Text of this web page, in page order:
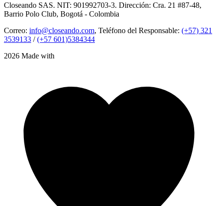
Closeando SAS. NIT: 901992703-3. Dirección: Cra. 21 #87-48,
Barrio Polo Club, Bogotá - Colombia
Correo: info@closeando.com, Teléfono del Responsable: (+57) 321
3539133 /(+57 601)5384344
2026 Made with